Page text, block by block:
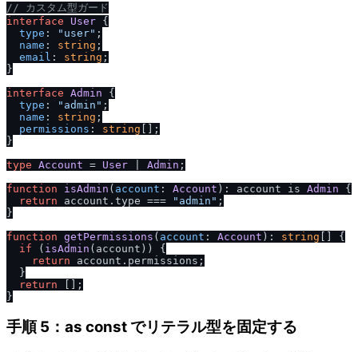
/ / カスタム型ガード
interface
User {
type : "user" ;
name : string ;
email : string ;
}
interface Admin {
type : "admin" ;
name : string ;
permissions : string [];
}
type Account = User Admin ;
function
isAdmin ( account : Account ): account is Admin {
return account. type === "admin" ;
}
function getPermissions ( account : Account ): string [] {
if ( isAdmin (account)) {
return account. permissions ;
  }
return [];
手順 5：as const でリテラル型を固定する